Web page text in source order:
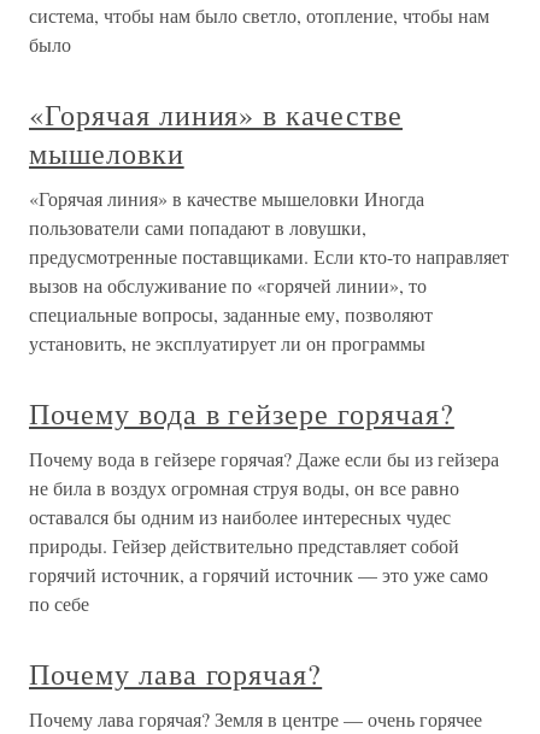
система, чтобы нам было светло, отопление, чтобы нам
было
«Горячая линия» в качестве
мышеловки
«Горячая линия» в качестве мышеловки Иногда
пользователи сами попадают в ловушки,
предусмотренные поставщиками. Если кто-то направляет
вызов на обслуживание по «горячей линии», то
специальные вопросы, заданные ему, позволяют
установить, не эксплуатирует ли он программы
Почему вода в гейзере горячая?
Почему вода в гейзере горячая? Даже если бы из гейзера
не била в воздух огромная струя воды, он все равно
оставался бы одним из наиболее интересных чудес
природы. Гейзер действительно представляет собой
горячий источник, а горячий источник — это уже само
по себе
Почему лава горячая?
Почему лава горячая? Земля в центре — очень горячее